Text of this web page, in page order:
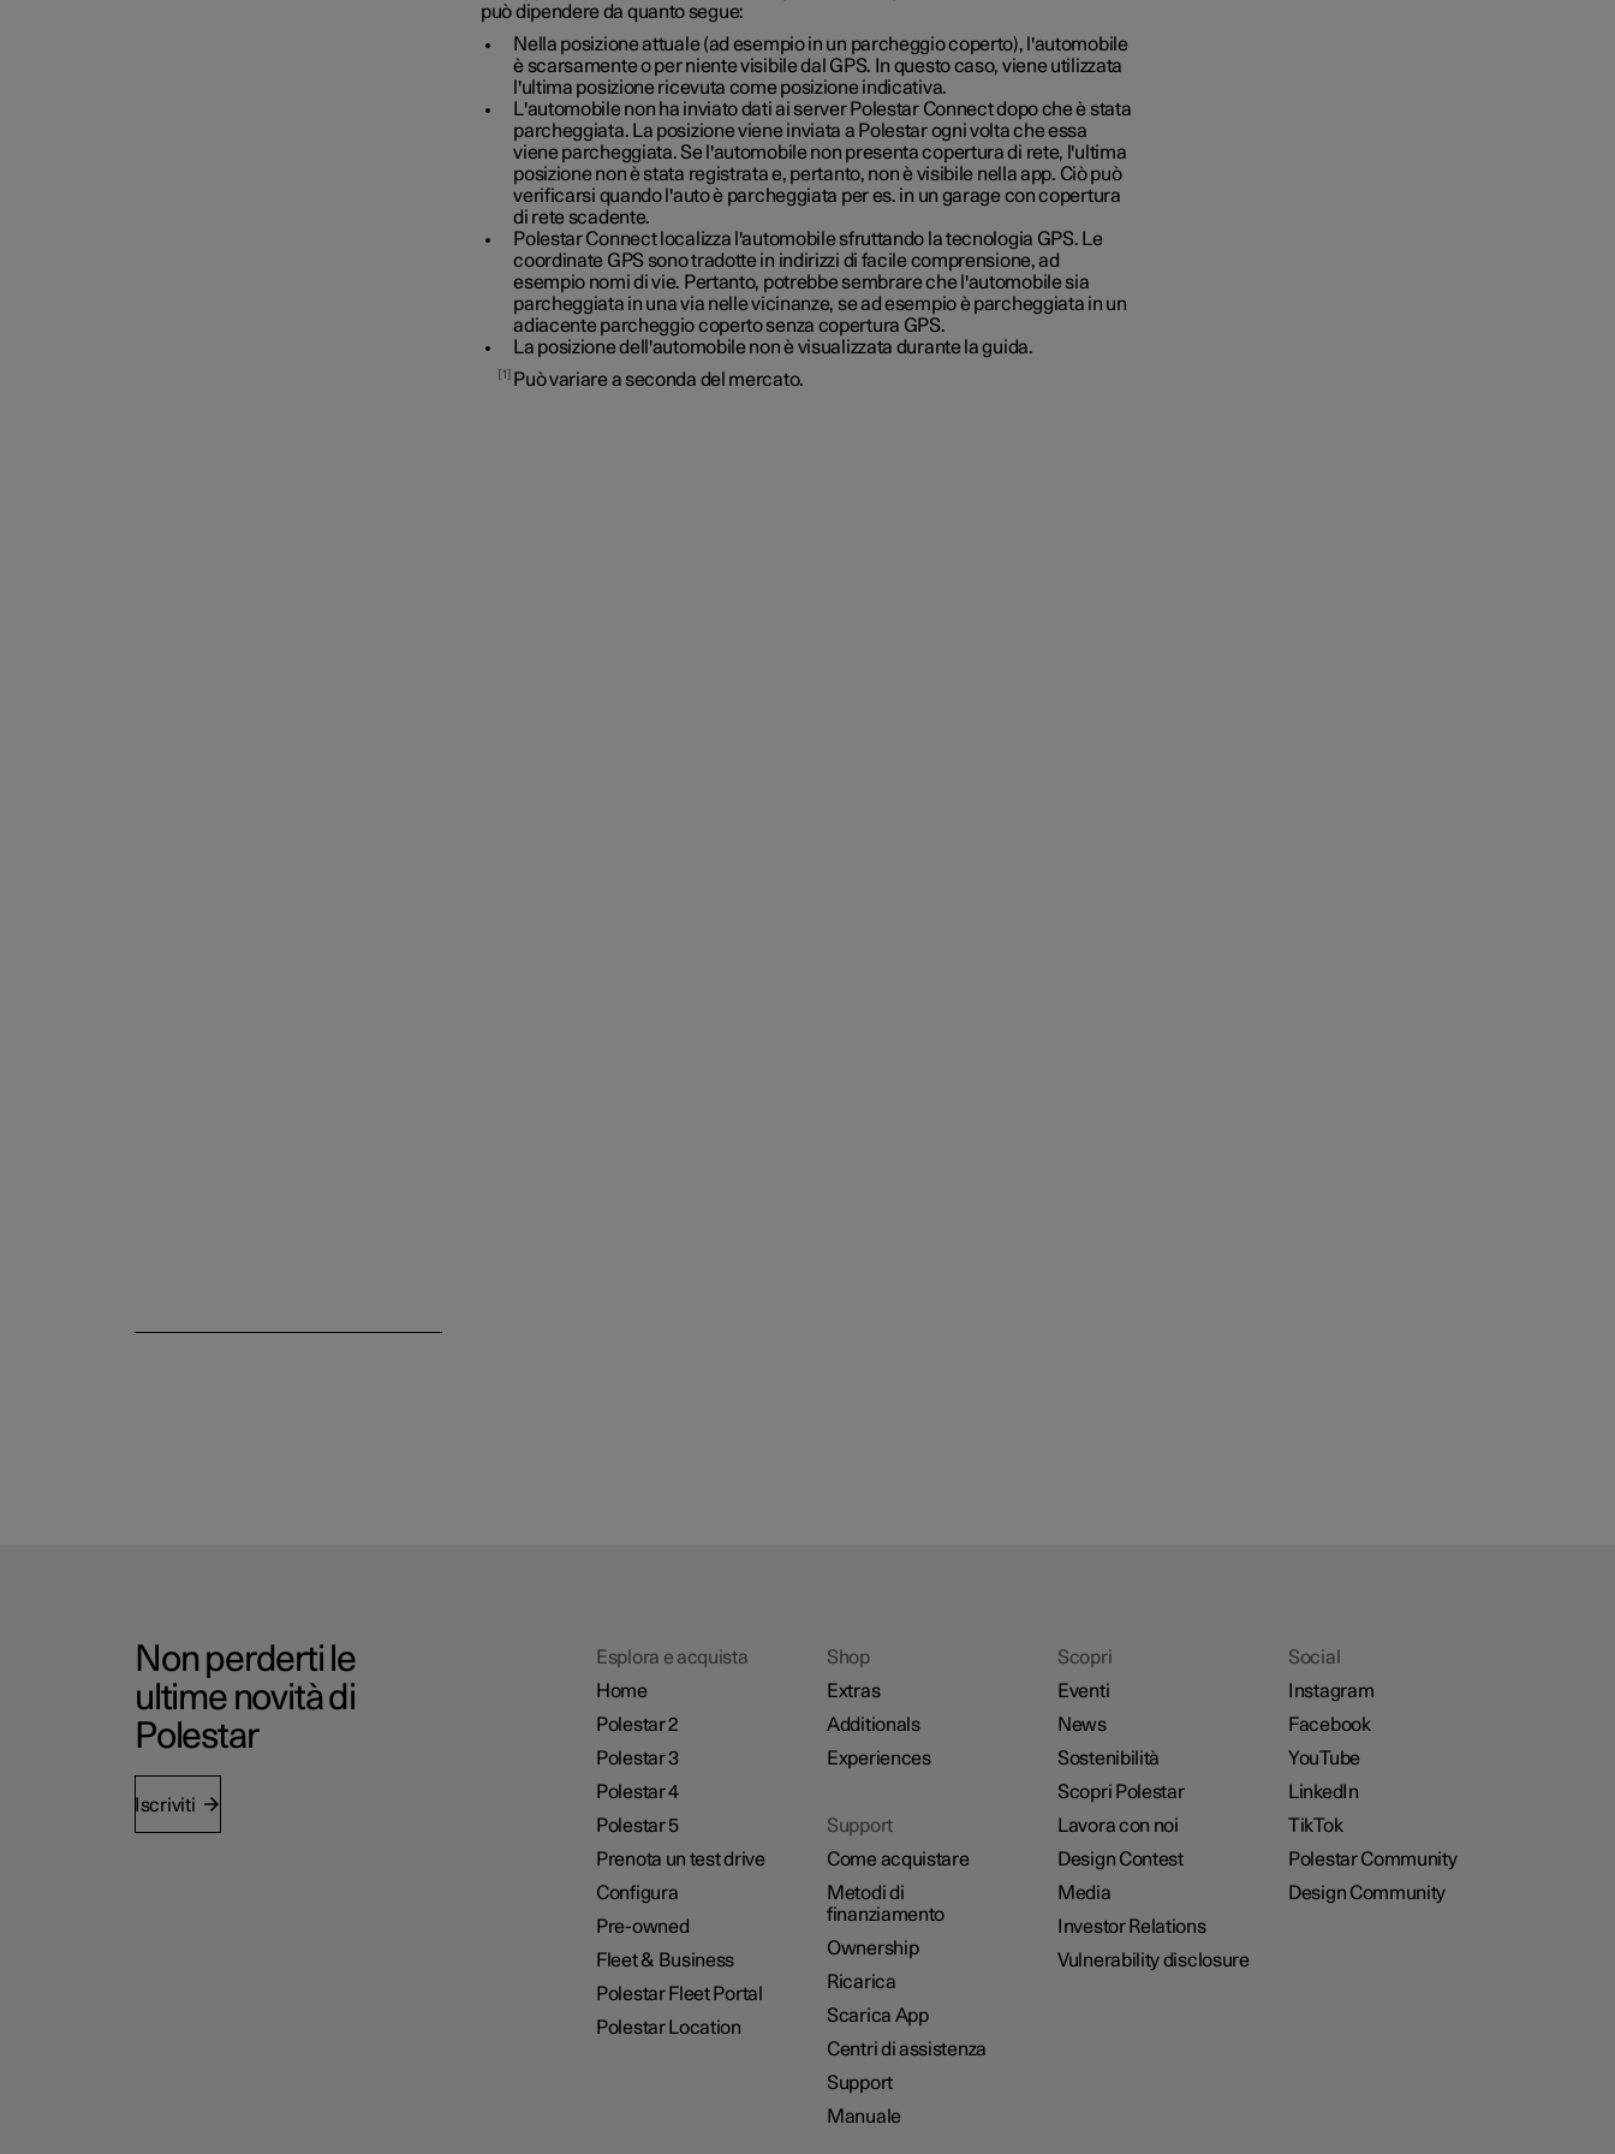
può dipendere da quanto segue:
Nella posizione attuale (ad esempio in un parcheggio coperto), l'automobile
è scarsamente o per niente visibile dal GPS. In questo caso, viene utilizzata
l'ultima posizione ricevuta come posizione indicativa.
L'automobile non ha inviato dati ai server Polestar Connect dopo che è stata
parcheggiata. La posizione viene inviata a Polestar ogni volta che essa
viene parcheggiata. Se l'automobile non presenta copertura di rete, l'ultima
posizione non è stata registrata e, pertanto, non è visibile nella app. Ciò può
verificarsi quando l'auto è parcheggiata per es. in un garage con copertura
di rete scadente.
Polestar Connect localizza l'automobile sfruttando la tecnologia GPS. Le
coordinate GPS sono tradotte in indirizzi di facile comprensione, ad
esempio nomi di vie. Pertanto, potrebbe sembrare che l'automobile sia
parcheggiata in una via nelle vicinanze, se ad esempio è parcheggiata in un
adiacente parcheggio coperto senza copertura GPS.
La posizione dell'automobile non è visualizzata durante la guida.
1 Può variare a seconda del mercato.
Non perderti le
ultime novità di
Polestar
Iscriviti
Esplora e acquista
Home
Polestar 2
Polestar 3
Polestar 4
Polestar 5
Prenota un test drive
Configura
Pre-owned
Fleet & Business
Polestar Fleet Portal
Polestar Location
Shop
Extras
Additionals
Experiences
Support
Come acquistare
Metodi di
finanziamento
Ownership
Ricarica
Scarica App
Centri di assistenza
Support
Manuale
Scopri
Eventi
News
Sostenibilità
Scopri Polestar
Lavora con noi
Design Contest
Media
Investor Relations
Vulnerability disclosure
Social
Instagram
Facebook
YouTube
LinkedIn
TikTok
Polestar Community
Design Community